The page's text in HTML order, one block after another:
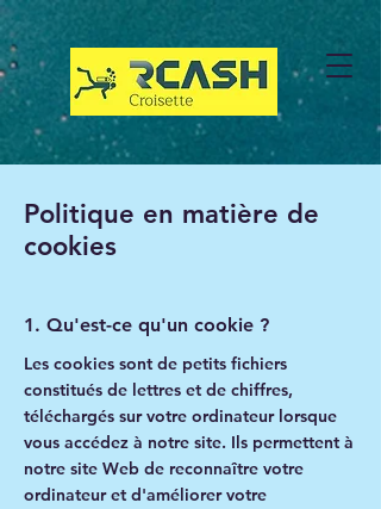
Politique en matière de
cookies
1. Qu'est-ce qu'un cookie ?
Les cookies sont de petits fichiers
constitués de lettres et de chiffres,
téléchargés sur votre ordinateur lorsque
vous accédez à notre site. Ils permettent à
notre site Web de reconnaître votre
ordinateur et d'améliorer votre